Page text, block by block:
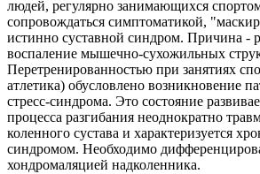
людей, регулярно занимающихся
сопровождаться симптоматикой,
истинно суставной синдром. Причина -
воспаление мышечно-сухожильных
Перетренированностью при занятиях
атлетика) обусловлено возникновение
стресс-синдрома. Это состояние
процесса разгибания неоднократно
коленного сустава и характеризуется
синдромом. Необходимо
хондромаляцией надколенника.